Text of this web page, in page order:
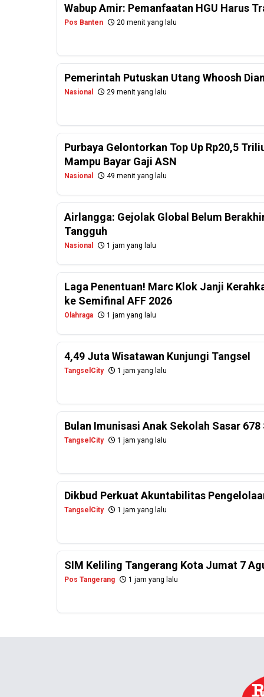
Wabup Amir: Pemanfaatan HGU Harus
Pos Banten 20 menit yang lalu
Pemerintah Putuskan Utang Whoosh
Nasional 29 menit yang lalu
Purbaya Gelontorkan Top Up Rp20,5
Mampu Bayar Gaji ASN
Nasional 49 menit yang lalu
Airlangga: Gejolak Global Belum
Tangguh
Nasional 1 jam yang lalu
Laga Penentuan! Marc Klok Janji
ke Semifinal AFF 2026
Olahraga 1 jam yang lalu
4,49 Juta Wisatawan Kunjungi Tangsel
TangselCity 1 jam yang lalu
Bulan Imunisasi Anak Sekolah Sasar
TangselCity 1 jam yang lalu
Dikbud Perkuat Akuntabilitas
TangselCity 1 jam yang lalu
SIM Keliling Tangerang Kota Jumat 7
Pos Tangerang 1 jam yang lalu